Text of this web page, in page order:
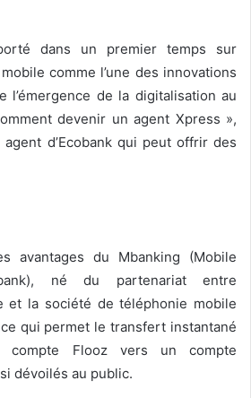
dans un premier temps sur
comme l’une des innovations
l’émergence de la digitalisation au
devenir un agent Xpress »,
d’Ecobank qui peut offrir des
avantages du Mbanking (Mobile
né du partenariat entre
et la société de téléphonie mobile
qui permet le transfert instantané
compte Flooz vers un compte
dévoilés au public.